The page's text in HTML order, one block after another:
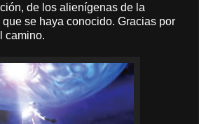
de los alienígenas de la
se haya conocido. Gracias por
camino.